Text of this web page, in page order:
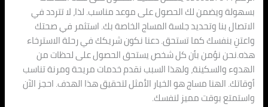
بسهولة ويضمن لك الحصول على موعد مناسب. لذا، لا تتردد في
الاتصال بنا وتحديد جلسة المساج الخاصة بك. استثمر في صحتك
واعتنِ بنفسك كما تستحق. دعنا نكون شريكك في رحلة الاسترخاء
هذه.نحن نؤمن بأن كل شخص يستحق الحصول على لحظات من
الهدوء والسكينة، ولهذا السبب نقدم خدمات مريحة ومرنة تناسب
أوقاتك. الهنا مساج هو الخيار الأمثل لتحقيق هذا الهدف. احجز الآن
واستمتع بوقت مميز لنفسك.